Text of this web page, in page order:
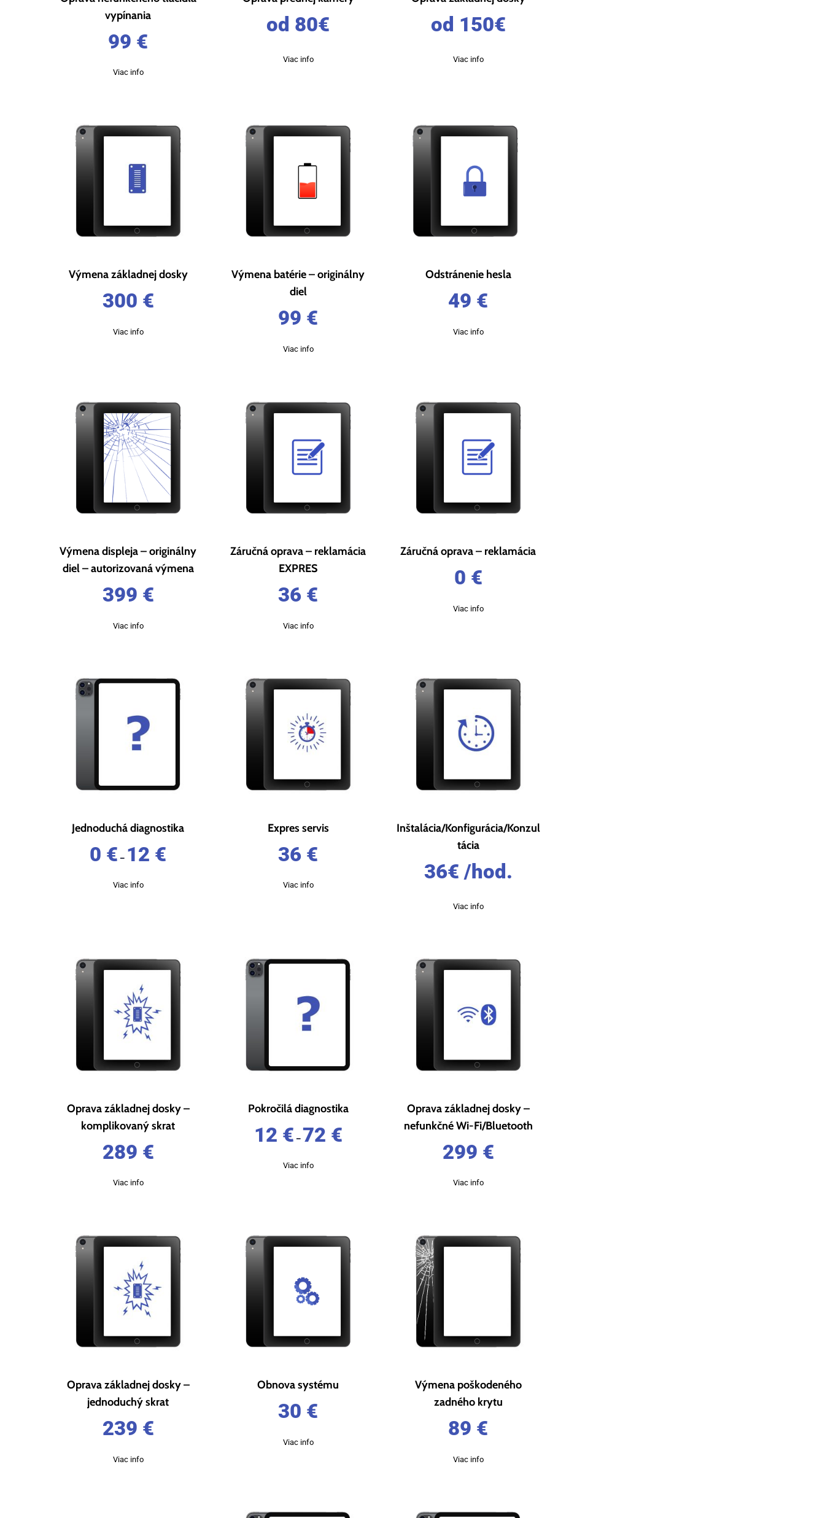
vypínania
99 €
Viac info
od 80€
Viac info
od 150€
Viac info
Výmena základnej dosky
300 €
Viac info
Výmena batérie – originálny
diel
99 €
Viac info
Odstránenie hesla
49 €
Viac info
Výmena displeja – originálny
diel – autorizovaná výmena
399 €
Viac info
Záručná oprava – reklamácia
EXPRES
36 €
Viac info
Záručná oprava – reklamácia
0 €
Viac info
Jednoduchá diagnostika
0 € – 12 €
Viac info
Expres servis
36 €
Viac info
Inštalácia/Konfigurácia/Konzul
tácia
36€ /hod.
Viac info
Oprava základnej dosky –
komplikovaný skrat
289 €
Viac info
Pokročilá diagnostika
12 € – 72 €
Viac info
Oprava základnej dosky –
nefunkčné Wi-Fi/Bluetooth
299 €
Viac info
Oprava základnej dosky –
jednoduchý skrat
239 €
Viac info
Obnova systému
30 €
Viac info
Výmena poškodeného
zadného krytu
89 €
Viac info